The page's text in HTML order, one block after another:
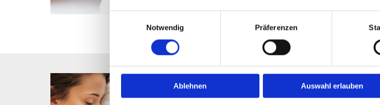
Notwendig
Präferenzen
Ablehnen Auswahl erlauben
Unter Orthokeratologie (griechisch: ortho = gerade, kerat =